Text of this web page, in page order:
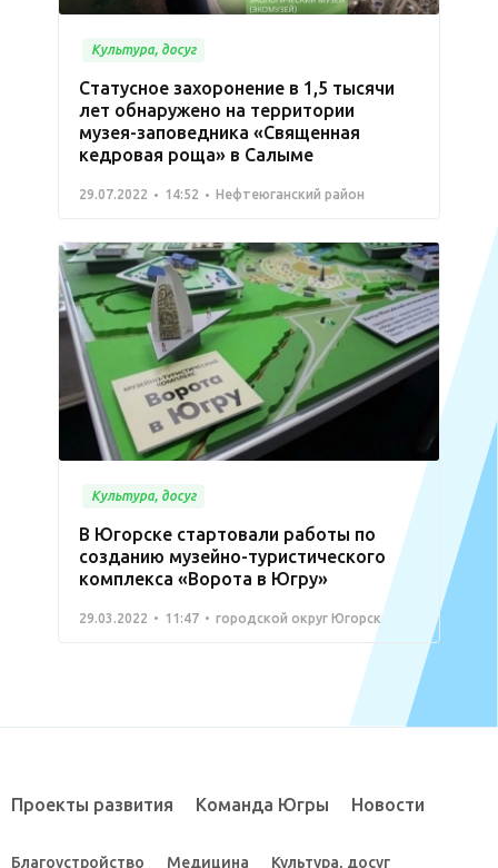
Культура, досуг
Статусное захоронение в 1,5 тысячи
лет обнаружено на территории
музея-заповедника «Священная
кедровая роща» в Салыме
29.07.2022 14:52 Нефтеюганский район
Культура, досуг
В Югорске стартовали работы по
созданию музейно-туристического
комплекса «Ворота в Югру»
29.03.2022 11:47 городской округ Югорск
Проекты развития Команда Югры Новости
Благоустройство Медицина Культура, досуг